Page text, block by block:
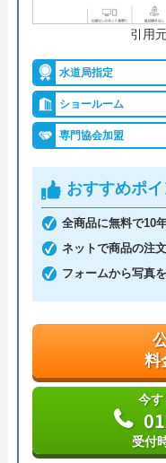
今
ハウスラボホー
代表者 丸
本社所在地
〒
引用
水道局指定
ショールーム
専門協会加盟
おすすめポイ
全商品に無料で10
ネットで商品の注
フォームから写真
料
今す
受付